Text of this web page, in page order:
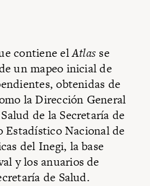
contiene elAtlas se
un mapeo inicial de
obtenidas de
la Dirección General
de la Secretaría de
Estadístico Nacional de
del Inegi, la base
y los anuarios de
de Salud.